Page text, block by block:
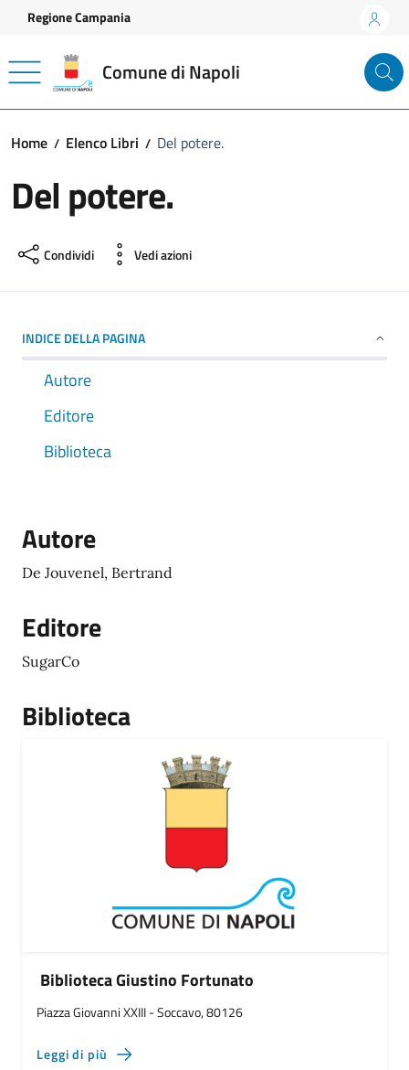
Vai ai contenuti
Vai al footer
Regione Campania
Comune di Napoli
Home Elenco Libri Del potere.
Del potere.
Condividi Vedi azioni
INDICE DELLA PAGINA
Autore
Editore
Biblioteca
Autore
De Jouvenel, Bertrand
Editore
SugarCo
Biblioteca
Biblioteca Giustino Fortunato
Piazza Giovanni XXIII - Soccavo, 80126
Leggi di più